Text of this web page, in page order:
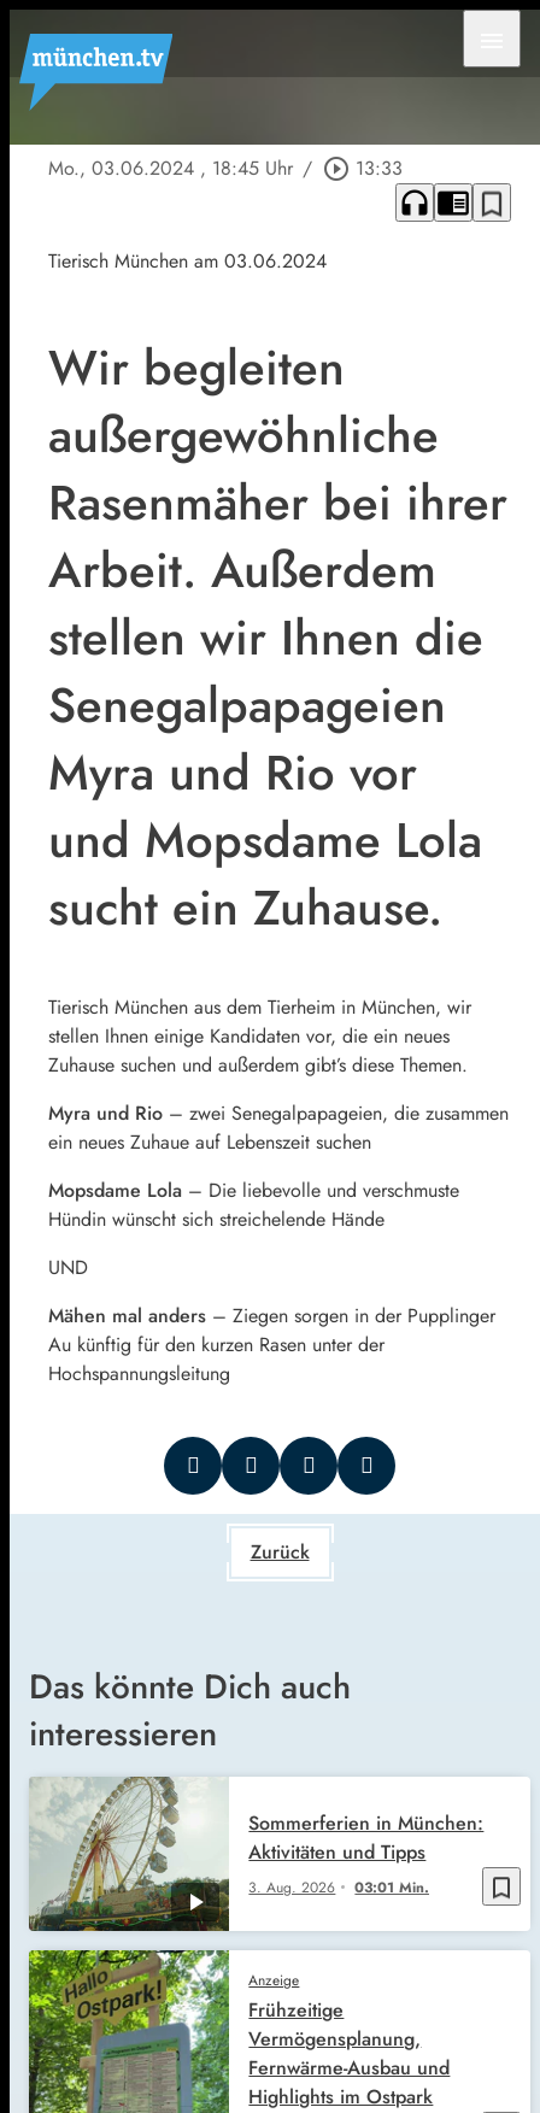
Mo., 03.06.2024 , 18:45 Uhr / play_circle_outline 13:33
headphones chrome_reader_mode bookmark_border
Tierisch München am 03.06.2024
Wir begleiten
außergewöhnliche
Rasenmäher bei ihrer
Arbeit. Außerdem
stellen wir Ihnen die
Senegalpapageien
Myra und Rio vor
und Mopsdame Lola
sucht ein Zuhause.
Tierisch München aus dem Tierheim in München, wir
stellen Ihnen einige Kandidaten vor, die ein neues
Zuhause suchen und außerdem gibt’s diese Themen.
Myra und Rio – zwei Senegalpapageien, die zusammen
ein neues Zuhaue auf Lebenszeit suchen
Mopsdame Lola – Die liebevolle und verschmuste
Hündin wünscht sich streichelende Hände
UND
Mähen mal anders – Ziegen sorgen in der Pupplinger
Au künftig für den kurzen Rasen unter der
Hochspannungsleitung
Zurück
Das könnte Dich auch
interessieren
bookmark_border
3. Aug. 2026 03:01 Min.
Sommerferien in München:
Aktivitäten und Tipps
Anzeige
Frühzeitige
Vermögensplanung,
Fernwärme-Ausbau und
Highlights im Ostpark